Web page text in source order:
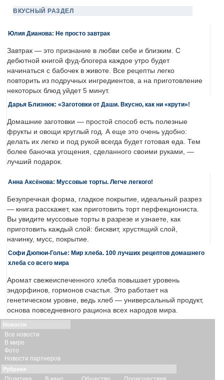
ВКУСНЫЙ РАЗДЕЛ
Юлия Дианова: Не просто завтрак
Завтрак — это признание в любви себе и близким. С
дебютной книгой фуд-блогера каждое утро будет
начинаться с бабочек в животе. Все рецепты легко
повторить из подручных ингредиентов, а на приготовление
некоторых блюд уйдет 5 минут.
Дарья Близнюк: «Заготовки от Даши. Вкусно, как ни «крути»!
Домашние заготовки — простой способ есть полезные
фрукты и овощи круглый год. А еще это очень удобно:
делать их легко и под рукой всегда будет готовая еда. Тем
более баночка угощения, сделанного своими руками, —
лучший подарок.
Анна Аксёнова: Муссовые торты. Легче легкого!
Безупречная форма, гладкое покрытие, идеальный разрез
— книга расскажет, как приготовить торт перфекциониста.
Вы увидите муссовые торты в разрезе и узнаете, как
приготовить каждый слой: бисквит, хрустящий слой,
начинку, мусс, покрытие.
Софи Дюпюи-Голье: Мир хлеба. 100 лучших рецептов домашнего
хлеба со всего мира
Аромат свежеиспеченного хлеба повышает уровень
эндорфинов, гормонов счастья. Это работает на
генетическом уровне, ведь хлеб — универсальный продукт,
основа повседневного рациона всех народов мира.
Новости
Все новости
В мире
Фото
Новости партнеров
Рубрики